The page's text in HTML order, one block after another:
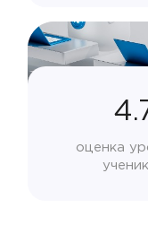
оценка